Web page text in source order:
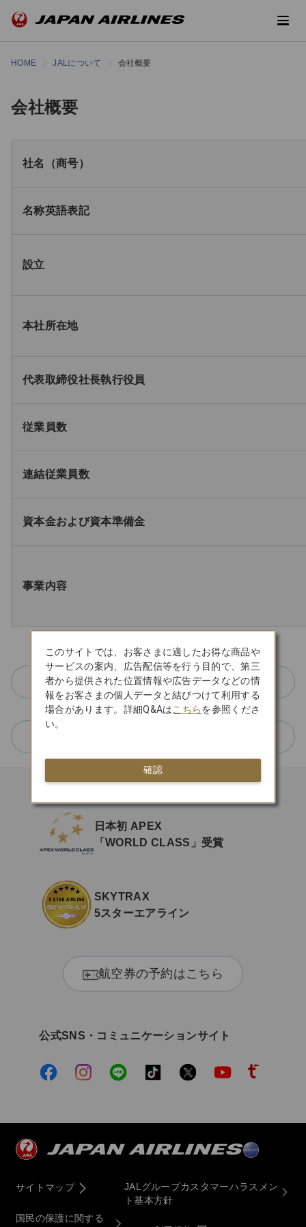
HOME JALについて 会社概要
会社概要
社名（商号）
名称英語表記
設立
本社所在地
代表取締役社長執行役員
従業員数
連結従業員数
資本金および資本準備金
事業内容
航空機数
日本初 APEX
「WORLD CLASS」受賞
SKYTRAX
5スターエアライン
航空券の予約はこちら
公式SNS・コミュニケーションサイト
サイトマップ
国民の保護に関する
JALグループカスタマーハラスメン
ト基本方針
このサイトでは、お客さまに適したお得な商品や
サービスの案内、広告配信等を行う目的で、第三
者から提供された位置情報や広告データなどの情
報をお客さまの個人データと結びつけて利用する
場合があります。詳細Q&Aはこちらを参照くださ
い。
確認